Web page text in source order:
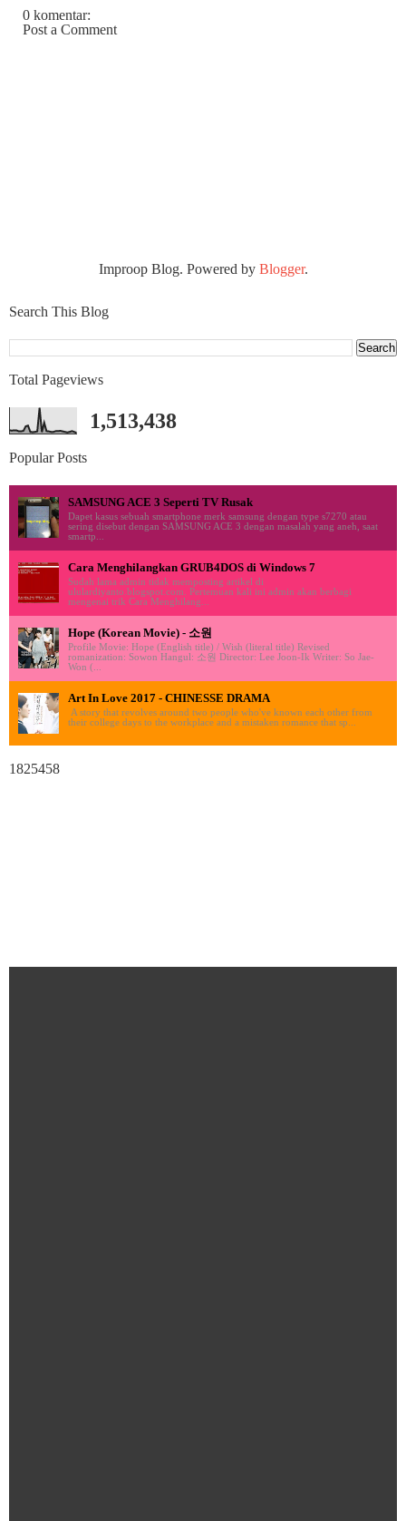
0 komentar:
Post a Comment
Improop Blog. Powered by Blogger.
Search This Blog
Total Pageviews
1,513,438
Popular Posts
SAMSUNG ACE 3 Seperti TV Rusak
Dapet kasus sebuah smartphone merk samsung dengan type s7270 atau
sering disebut dengan SAMSUNG ACE 3 dengan masalah yang aneh, saat
smartp...
Cara Menghilangkan GRUB4DOS di Windows 7
Sudah lama admin tidak memposting artikel di
ululardiyanto.blogspot.com. Pertemuan kali ini admin akan berbagi
mengenai trik Cara Menghilang...
Hope (Korean Movie) - 소원
Profile Movie: Hope (English title) / Wish (literal title) Revised
romanization: Sowon Hangul: 소원 Director: Lee Joon-Ik Writer: So Jae-
Won (...
Art In Love 2017 - CHINESSE DRAMA
A story that revolves around two people who've known each other from
their college days to the workplace and a mistaken romance that sp...
1825458